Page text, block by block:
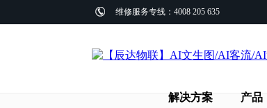
维修服务专线：4008 205 635
解决方案 产品